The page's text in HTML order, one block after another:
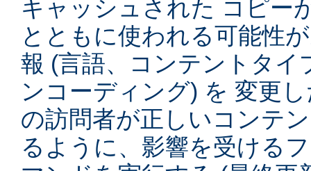
キャッシュされた コピー
とともに使われる可能性
報 (言語、コンテントタイ
ンコーディング) を 変更
の訪問者が正しいコンテ
るように、影響を受ける